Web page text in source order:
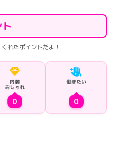
れたポイントだよ！
内装
おしゃれ
0
働きたい
0